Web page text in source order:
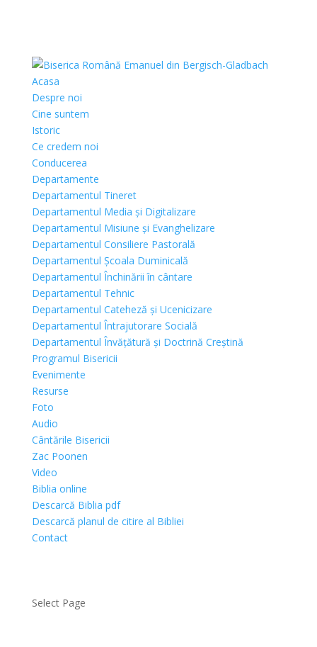
Acasa
Despre noi
Cine suntem
Istoric
Ce credem noi
Conducerea
Departamente
Departamentul Tineret
Departamentul Media și Digitalizare
Departamentul Misiune și Evanghelizare
Departamentul Consiliere Pastorală
Departamentul Școala Duminicală
Departamentul Închinării în cântare
Departamentul Tehnic
Departamentul Cateheză și Ucenicizare
Departamentul Întrajutorare Socială
Departamentul Învățătură și Doctrină Creștină
Programul Bisericii
Evenimente
Resurse
Foto
Audio
Cântările Bisericii
Zac Poonen
Video
Biblia online
Descarcă Biblia pdf
Descarcă planul de citire al Bibliei
Contact
Select Page